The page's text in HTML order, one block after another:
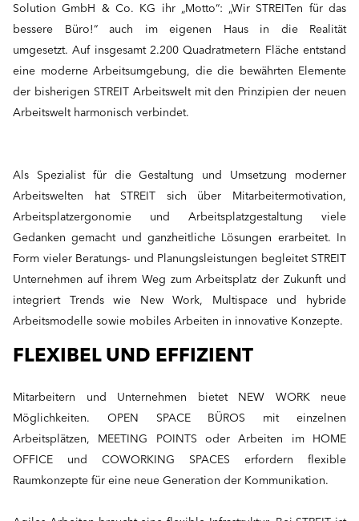
Solution GmbH & Co. KG ihr „Motto“: „Wir STREITen für das
bessere Büro!“ auch im eigenen Haus in die Realität
umgesetzt. Auf insgesamt 2.200 Quadratmetern Fläche entstand
eine moderne Arbeitsumgebung, die die bewährten Elemente
der bisherigen STREIT Arbeitswelt mit den Prinzipien der neuen
Arbeitswelt harmonisch verbindet.
Als Spezialist für die Gestaltung und Umsetzung moderner
Arbeitswelten hat STREIT sich über Mitarbeitermotivation,
Arbeitsplatzergonomie und Arbeitsplatzgestaltung viele
Gedanken gemacht und ganzheitliche Lösungen erarbeitet. In
Form vieler Beratungs- und Planungsleistungen begleitet STREIT
Unternehmen auf ihrem Weg zum Arbeitsplatz der Zukunft und
integriert Trends wie New Work, Multispace und hybride
Arbeitsmodelle sowie mobiles Arbeiten in innovative Konzepte.
FLEXIBEL UND EFFIZIENT
Mitarbeitern und Unternehmen bietet NEW WORK neue
Möglichkeiten. OPEN SPACE BÜROS mit einzelnen
Arbeitsplätzen, MEETING POINTS oder Arbeiten im HOME
OFFICE und COWORKING SPACES erfordern flexible
Raumkonzepte für eine neue Generation der Kommunikation.